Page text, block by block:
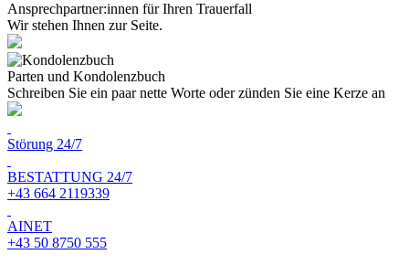
Ansprechpartner:innen für Ihren Trauerfall
Wir stehen Ihnen zur Seite.
Parten und Kondolenzbuch
Schreiben Sie ein paar nette Worte oder zünden Sie eine Kerze an
Störung 24/7
BESTATTUNG 24/7
+43 664 2119339
AINET
+43 50 8750 555